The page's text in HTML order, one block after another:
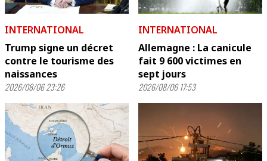
INTERNATIONAL
Trump signe un décret
contre le tourisme des
naissances
2026/08/06 23:26
INTERNATIONAL
Allemagne : La canicule
fait 9 600 victimes en
sept jours
2026/08/06 17:53